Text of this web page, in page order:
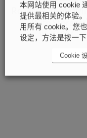
Roadster Triple
With Storage
Wolf 1834
本网站使用 cookie
提供最相关的体验
用所有 cookie。您
设定，方法是按一
Cookie